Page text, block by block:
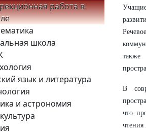
работа в
школа
язык и литература
и астрономия
также
В
что